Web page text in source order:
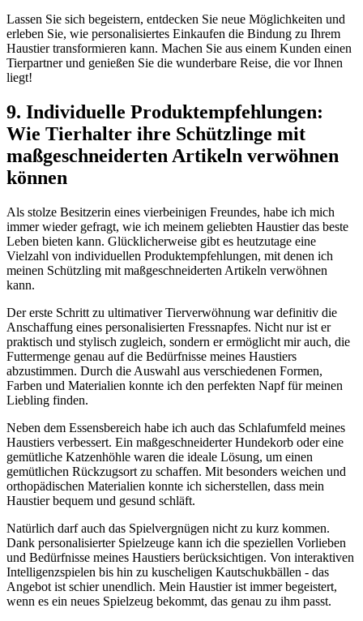
Lassen Sie sich begeistern, entdecken Sie neue⁢ Möglichkeiten ⁤und
erleben Sie, ⁤wie⁤ personalisiertes⁣ Einkaufen‍ die ‍Bindung zu Ihrem
Haustier‍ transformieren kann. Machen Sie aus ‍einem Kunden einen
Tierpartner und genießen Sie die wunderbare Reise, die vor Ihnen‍
liegt!
9. Individuelle Produktempfehlungen:⁤
Wie⁢ Tierhalter ihre Schützlinge mit
maßgeschneiderten Artikeln⁤ verwöhnen
können
Als stolze Besitzerin eines vierbeinigen Freundes, habe ich mich
immer wieder ⁤gefragt, wie ich meinem geliebten Haustier das beste
Leben bieten kann.⁤ Glücklicherweise gibt es heutzutage eine
Vielzahl von individuellen⁤ Produktempfehlungen, mit denen ich
⁤meinen Schützling mit ⁣maßgeschneiderten Artikeln verwöhnen‌
kann.
Der ‍erste Schritt zu‌ ultimativer Tierverwöhnung war definitiv die⁤
Anschaffung eines personalisierten Fressnapfes. Nicht nur ist er
praktisch und stylisch⁢ zugleich, sondern er ermöglicht mir auch, die
Futtermenge genau auf die Bedürfnisse meines Haustiers
abzustimmen. Durch die Auswahl aus verschiedenen Formen,
Farben und Materialien konnte‍ ich den ​perfekten Napf für meinen⁣
Liebling ​finden.
Neben dem Essensbereich habe⁣ ich auch ⁢das ​Schlafumfeld meines
Haustiers verbessert. ‌Ein maßgeschneiderter Hundekorb oder eine
gemütliche Katzenhöhle⁣ waren die ideale⁤ Lösung, ​um einen
gemütlichen Rückzugsort zu schaffen. Mit ​besonders weichen und
orthopädischen Materialien konnte ich sicherstellen, dass mein
⁣Haustier bequem⁢ und⁤ gesund schläft.
Natürlich darf auch ⁢das Spielvergnügen nicht zu kurz kommen.
Dank personalisierter⁤ Spielzeuge kann ich die ⁤speziellen Vorlieben
und Bedürfnisse meines‌ Haustiers berücksichtigen. Von interaktiven
Intelligenzspielen bis hin zu kuscheligen⁤ Kautschukbällen ⁢- das
‍Angebot ist schier unendlich. Mein Haustier ist ‍immer‌ begeistert,⁤
wenn es ein neues Spielzeug bekommt, das genau zu ihm passt.